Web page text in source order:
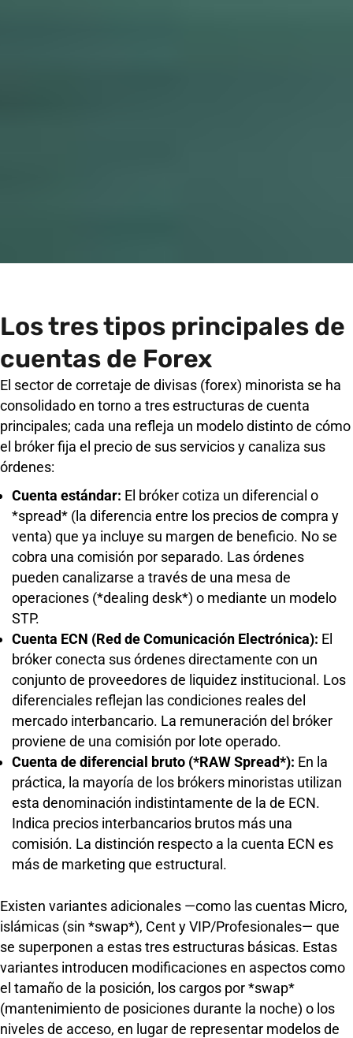
Los tres tipos principales de
cuentas de Forex
El sector de corretaje de divisas (forex) minorista se ha
consolidado en torno a tres estructuras de cuenta
principales; cada una refleja un modelo distinto de cómo
el bróker fija el precio de sus servicios y canaliza sus
órdenes:
Cuenta estándar: El bróker cotiza un diferencial o
*spread* (la diferencia entre los precios de compra y
venta) que ya incluye su margen de beneficio. No se
cobra una comisión por separado. Las órdenes
pueden canalizarse a través de una mesa de
operaciones (*dealing desk*) o mediante un modelo
STP.
Cuenta ECN (Red de Comunicación Electrónica): El
bróker conecta sus órdenes directamente con un
conjunto de proveedores de liquidez institucional. Los
diferenciales reflejan las condiciones reales del
mercado interbancario. La remuneración del bróker
proviene de una comisión por lote operado.
Cuenta de diferencial bruto (*RAW Spread*): En la
práctica, la mayoría de los brókers minoristas utilizan
esta denominación indistintamente de la de ECN.
Indica precios interbancarios brutos más una
comisión. La distinción respecto a la cuenta ECN es
más de marketing que estructural.
Existen variantes adicionales —como las cuentas Micro,
islámicas (sin *swap*), Cent y VIP/Profesionales— que
se superponen a estas tres estructuras básicas. Estas
variantes introducen modificaciones en aspectos como
el tamaño de la posición, los cargos por *swap*
(mantenimiento de posiciones durante la noche) o los
niveles de acceso, en lugar de representar modelos de